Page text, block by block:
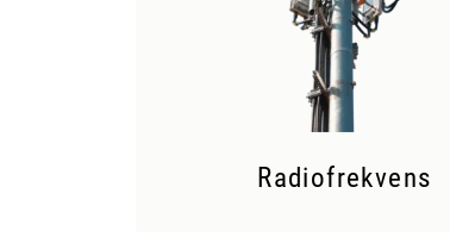
Radiofrekvens